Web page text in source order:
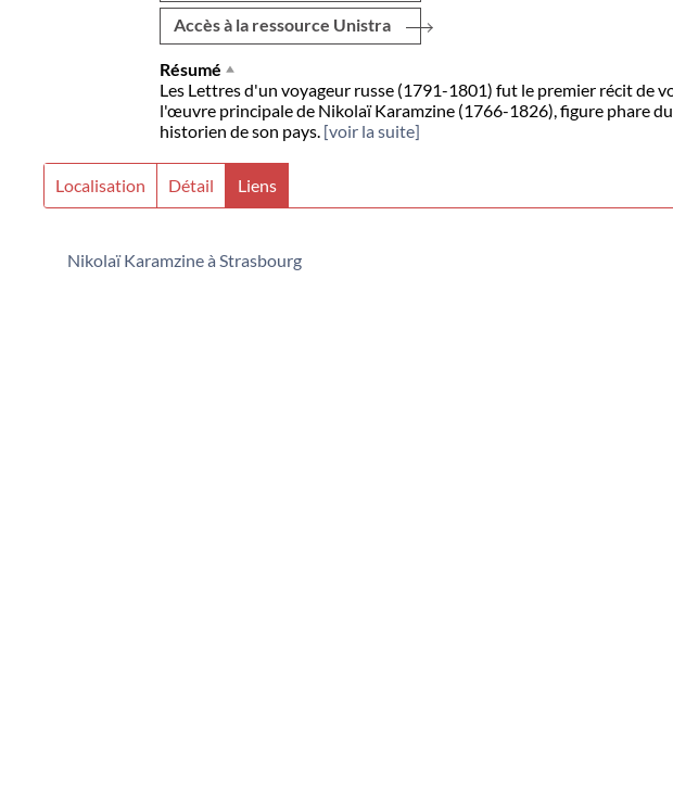
Accès à la ressource Unistra
Résumé
Les Lettres d'un voyageur russe (1791-1801) fut le premier récit de
l'œuvre principale de Nikolaï Karamzine (1766-1826), figure phare
historien de son pays. [voir la suite]
Localisation Détail Liens
Nikolaï Karamzine à Strasbourg